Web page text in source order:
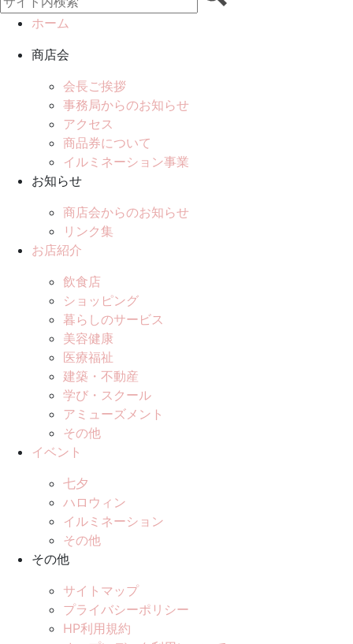
ホーム
商店会
会長ご挨拶
事務局からのお知らせ
アクセス
商品券について
イルミネーション事業
お知らせ
商店会からのお知らせ
リンク集
お店紹介
飲食店
ショッピング
暮らしのサービス
美容健康
医療福祉
建築・不動産
学び・スクール
アミューズメント
その他
イベント
七夕
ハロウィン
イルミネーション
その他
その他
サイトマップ
プライバシーポリシー
HP利用規約